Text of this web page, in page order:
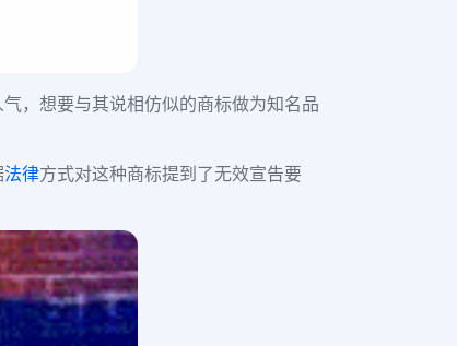
，想要与其说相仿似的商标做为知名品
法律方式对这种商标提到了无效宣告要